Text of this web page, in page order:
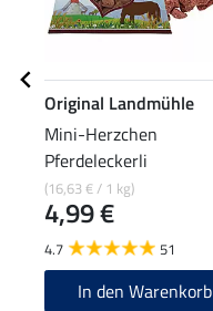
Original Landmühle
Mini-Herzchen
Pferdeleckerli
(16,63 € / 1 kg)
4,99 €
4.7 51
In den Warenkorb